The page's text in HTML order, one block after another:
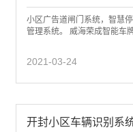
小区广告道闸门系统，智慧
管理系统。 威海荣成智能车
2021-03-24